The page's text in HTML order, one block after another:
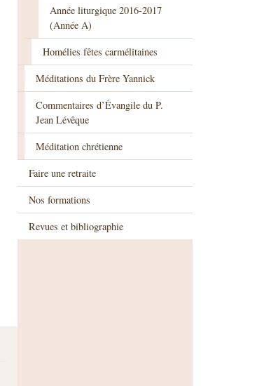
Année liturgique 2016-2017
(Année A)
Homélies fêtes carmélitaines
Méditations du Frère Yannick
Commentaires d’Évangile du P.
Jean Lévêque
Méditation chrétienne
Faire une retraite
Nos formations
Revues et bibliographie